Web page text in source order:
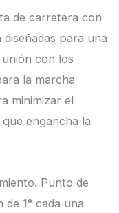
de carretera con
para una
con los
la marcha
minimizar el
engancha la
Punto de
1° cada una